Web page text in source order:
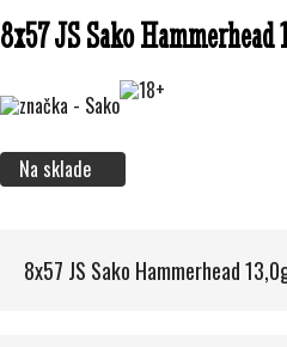
8x57 JS Sako Hammerhead
Na sklade
8x57 JS Sako Hammerhead